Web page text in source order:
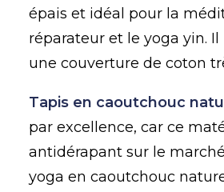
épais et idéal pour la
réparateur et le yoga yin. Il
une couverture de coton
Tapis en caoutchouc
par excellence, car ce
antidérapant sur le
yoga en caoutchouc